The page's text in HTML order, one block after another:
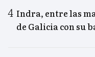
Indra, entre las
de Galicia con su